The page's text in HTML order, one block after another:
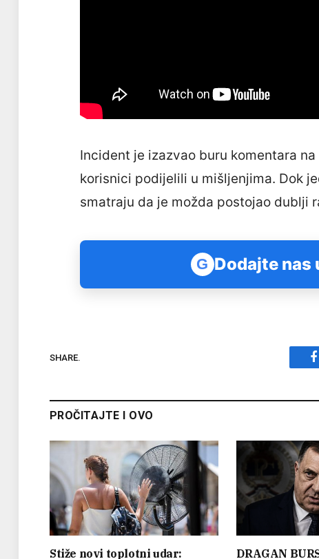
Incident je izazvao buru komentara
korisnici podijelili u mišljenjima. Dok
smatraju da je možda postojao dublji
G Dodajte nas
SHARE.
PROČITAJTE I OVO
Stiže novi toplotni udar: DRAGAN